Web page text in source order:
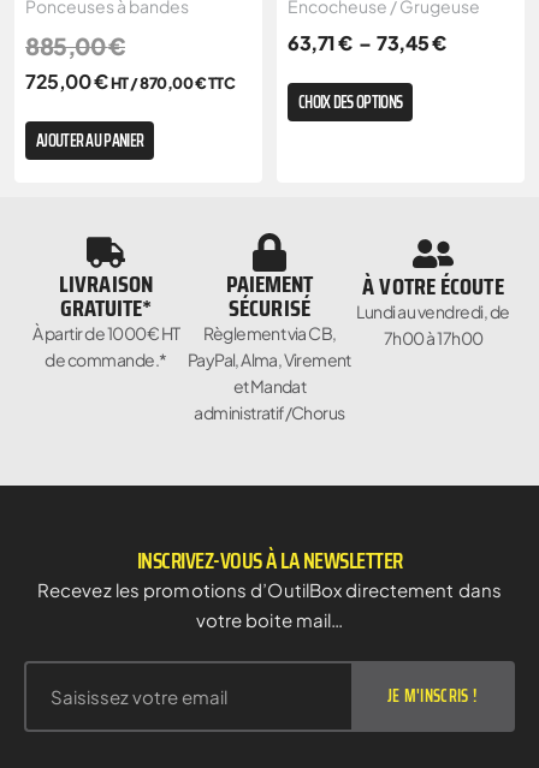
Ponceuses à bandes
885,00€
725,00€HT /870,00€TTC
AJOUTER AU PANIER
Encocheuse / Grugeuse
63,71€ – 73,45€
CHOIX DES OPTIONS
LIVRAISON
GRATUITE*
À partir de 1000€ HT
de commande.*
PAIEMENT
SÉCURISÉ
Règlement via CB,
PayPal, Alma, Virement
et Mandat
administratif/Chorus
À VOTRE ÉCOUTE
Lundi au vendredi, de
7h00 à 17h00
INSCRIVEZ-VOUS À LA NEWSLETTER
Recevez les promotions d’OutilBox directement dans
votre boite mail…
JE M'INSCRIS !